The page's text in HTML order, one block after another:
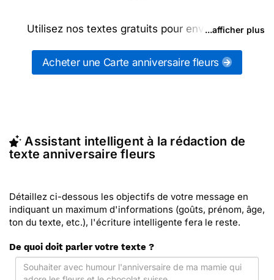
Utilisez nos textes gratuits pour envoyer des
messages de la catégorie "Souhaiter un
anniversaire") ou partagez ces modèles de textes
(c'est rapide et pas cher). Merci Facteur vous
propose 103 modèles imprimés de anniversaire
...afficher plus
Acheter une Carte anniversaire fleurs
Assistant intelligent à la rédaction de
texte anniversaire fleurs
Détaillez ci-dessous les objectifs de votre message en
indiquant un maximum d'informations (goûts, prénom, âge,
ton du texte, etc.), l'écriture intelligente fera le reste.
De quoi doit parler votre texte ?